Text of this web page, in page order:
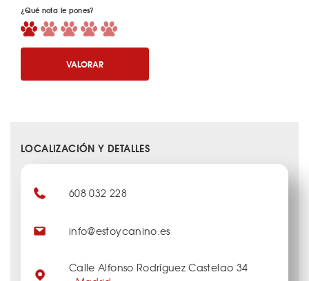
¿Qué nota le pones?
VALORAR
LOCALIZACIÓN Y DETALLES
608 032 228
info@estoycanino.es
Calle Alfonso Rodríguez Castelao 34